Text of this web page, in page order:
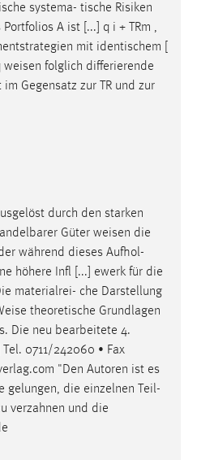
systema- tische Risiken
A ist [...] q i + TRm ,
mit identischem [
weisen folglich differierende
im Gegensatz zur TR und zur
durch den starken
Güter weisen die
während dieses Aufhol-
höhere Infl [...] ewerk für die
materialrei- che Darstellung
theoretische Grundlagen
Die neu bearbeitete 4.
0711/242060 • Fax
"Den Autoren ist es
gelungen, die einzelnen Teil-
verzahnen und die